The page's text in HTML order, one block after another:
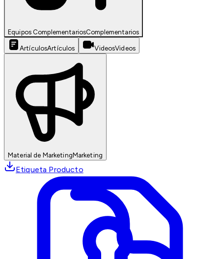
Equipos ComplementariosComplementarios
ArtículosArtículos VideosVideos
Material de MarketingMarketing
Etiqueta Producto